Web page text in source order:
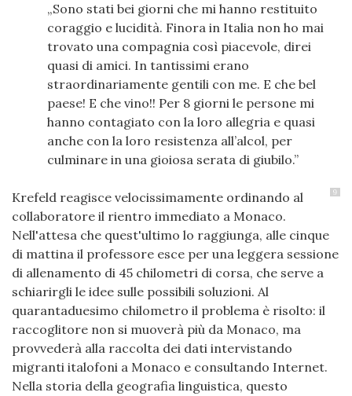
Sono stati bei giorni che mi hanno restituito
coraggio e lucidità. Finora in Italia non ho mai
trovato una compagnia così piacevole, direi
quasi di amici. In tantissimi erano
straordinariamente gentili con me. E che bel
paese! E che vino!! Per 8 giorni le persone mi
hanno contagiato con la loro allegria e quasi
anche con la loro resistenza all’alcol, per
culminare in una gioiosa serata di giubilo.
9
Krefeld reagisce velocissimamente ordinando al
collaboratore il rientro immediato a Monaco.
Nell'attesa che quest'ultimo lo raggiunga, alle cinque
di mattina il professore esce per una leggera sessione
di allenamento di 45 chilometri di corsa, che serve a
schiarirgli le idee sulle possibili soluzioni. Al
quarantaduesimo chilometro il problema è risolto: il
raccoglitore non si muoverà più da Monaco, ma
provvederà alla raccolta dei dati intervistando
migranti italofoni a Monaco e consultando Internet.
Nella storia della geografia linguistica, questo